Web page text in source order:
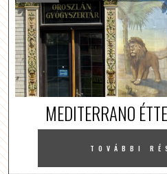
MEDITERRANO
TOVÁBBI